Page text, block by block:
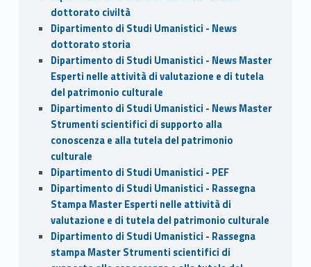
dottorato civiltà
Dipartimento di Studi Umanistici - News
dottorato storia
Dipartimento di Studi Umanistici - News Master
Esperti nelle attività di valutazione e di tutela
del patrimonio culturale
Dipartimento di Studi Umanistici - News Master
Strumenti scientifici di supporto alla
conoscenza e alla tutela del patrimonio
culturale
Dipartimento di Studi Umanistici - PEF
Dipartimento di Studi Umanistici - Rassegna
Stampa Master Esperti nelle attività di
valutazione e di tutela del patrimonio culturale
Dipartimento di Studi Umanistici - Rassegna
stampa Master Strumenti scientifici di